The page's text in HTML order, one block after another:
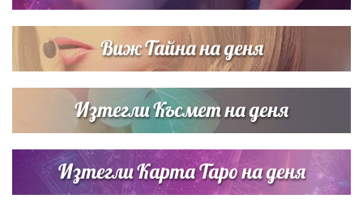
Виж Тайна на деня
Изтегли Късмет на деня
Изтегли Карта Таро на деня